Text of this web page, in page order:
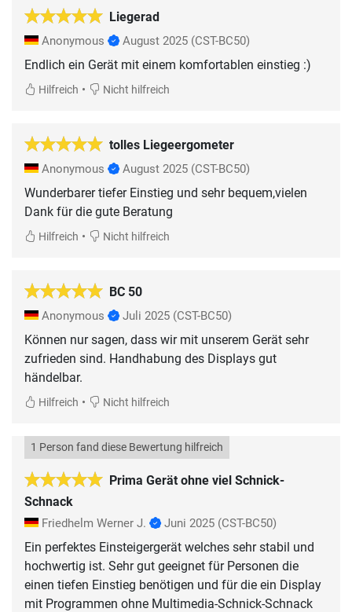
Liegerad
Anonymous August 2025 (CST-BC50)
Endlich ein Gerät mit einem komfortablen einstieg :)
Hilfreich • Nicht hilfreich
tolles Liegeergometer
Anonymous August 2025 (CST-BC50)
Wunderbarer tiefer Einstieg und sehr bequem,vielen
Dank für die gute Beratung
Hilfreich • Nicht hilfreich
BC 50
Anonymous Juli 2025 (CST-BC50)
Können nur sagen, dass wir mit unserem Gerät sehr
zufrieden sind. Handhabung des Displays gut
händelbar.
Hilfreich • Nicht hilfreich
Prima Gerät ohne viel Schnick-
Schnack
1 Person fand diese Bewertung hilfreich
Friedhelm Werner J. Juni 2025 (CST-BC50)
Ein perfektes Einsteigergerät welches sehr stabil und
hochwertig ist. Sehr gut geeignet für Personen die
einen tiefen Einstieg benötigen und für die ein Display
mit Programmen ohne Multimedia-Schnick-Schnack